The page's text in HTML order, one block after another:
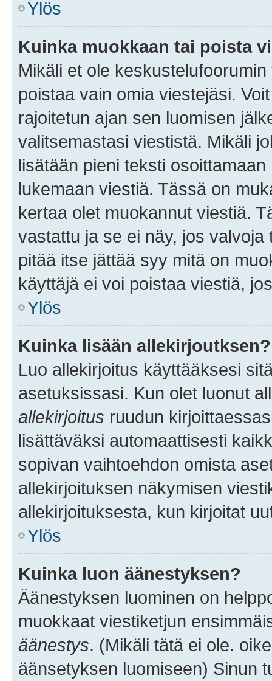
Ylös
Kuinka muokkaan tai poista
Mikäli et ole
poistaa vain omia viestejäsi.
rajoitetun ajan sen luomisen
valitsemastasi viestistä. Mikäli
lisätään pieni teksti
lukemaan viestiä. Tässä on
kertaa olet muokannut viestiä.
vastattu ja se ei näy, jos
pitää itse jättää syy mitä on
käyttäjä ei voi poistaa viestiä,
Ylös
Kuinka lisään allekirjoutksen?
Luo allekirjoitus käyttääksesi
asetuksissasi. Kun olet luonut
allekirjoitus ruudun
lisättäväksi automaattisesti
sopivan vaihtoehdon omista
allekirjoituksen näkymisen
allekirjoituksesta, kun kirjoitat
Ylös
Kuinka luon äänestyksen?
Äänestyksen luominen on
muokkaat viestiketjun
äänestys. (Mikäli tätä ei ole.
äänsetyksen luomiseen) Sinun